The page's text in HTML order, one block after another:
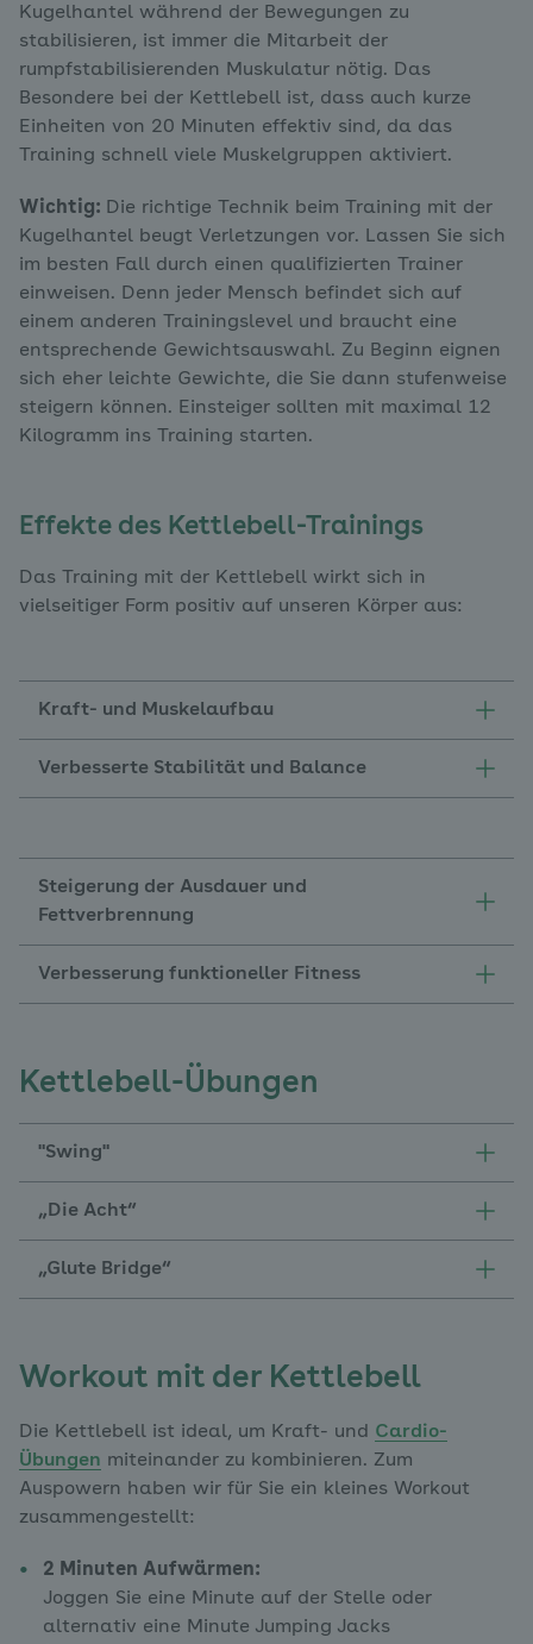
Kugelhantel während der Bewegungen zu
stabilisieren, ist immer die Mitarbeit der
rumpfstabilisierenden Muskulatur nötig. Das
Besondere bei der Kettlebell ist, dass auch kurze
Einheiten von 20 Minuten effektiv sind, da das
Training schnell viele Muskelgruppen aktiviert.
Wichtig: Die richtige Technik beim Training mit der
Kugelhantel beugt Verletzungen vor. Lassen Sie sich
im besten Fall durch einen qualifizierten Trainer
einweisen. Denn jeder Mensch befindet sich auf
einem anderen Trainingslevel und braucht eine
entsprechende Gewichtsauswahl. Zu Beginn eignen
sich eher leichte Gewichte, die Sie dann stufenweise
steigern können. Einsteiger sollten mit maximal 12
Kilogramm ins Training starten.
Effekte des Kettlebell-Trainings
Das Training mit der Kettlebell wirkt sich in
vielseitiger Form positiv auf unseren Körper aus:
Kraft- und Muskelaufbau
Verbesserte Stabilität und Balance
Steigerung der Ausdauer und
Fettverbrennung
Verbesserung funktioneller Fitness
Kettlebell-Übungen
"Swing"
„Die Acht“
„Glute Bridge“
Workout mit der Kettlebell
Die Kettlebell ist ideal, um Kraft- und Cardio-
Übungen miteinander zu kombinieren. Zum
Auspowern haben wir für Sie ein kleines Workout
zusammengestellt:
2 Minuten Aufwärmen:
Joggen Sie eine Minute auf der Stelle oder
alternativ eine Minute Jumping Jacks